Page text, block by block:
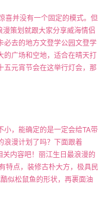
喜并没有一个固定的模式。但
策划就跟大家分享威海情侣
必去的地方文登学公园文登学
的广场和空地，适合在晴天打
五元宵节会在这举行灯会，那
，能确定的是一定会给TA带
浪漫计划了吗？下面跟着
内容吧！丽江生日最浪漫的
特点，装修古朴大方，极具民
似松鼠鱼的形状，再裹面油